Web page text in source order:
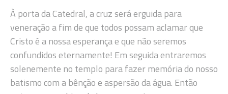
À porta da Catedral, a cruz será erguida para
veneração a fim de que todos possam aclamar que
Cristo é a nossa esperança e que não seremos
confundidos eternamente! Em seguida entraremos
solenemente no templo para fazer memória do nosso
batismo com a bênção e aspersão da água. Então